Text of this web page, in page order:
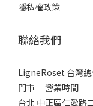
隱私權政策
聯絡我們
LigneRoset 台灣
門市 │營業時間
台北 中正區仁愛